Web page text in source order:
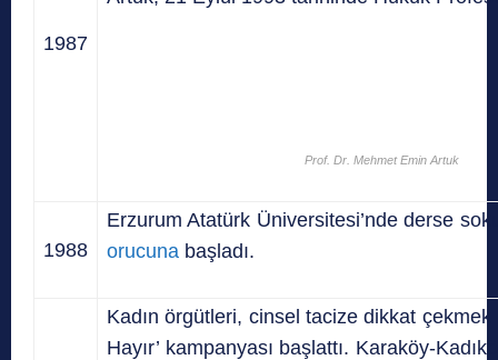
1987
Prof. Dr. Mehmet Emin Artuk
1988
Erzurum Atatürk Üniversitesi’nde derse
orucuna başladı.
Kadın örgütleri, cinsel tacize dikkat
Hayır’ kampanyası başlattı. Karaköy-